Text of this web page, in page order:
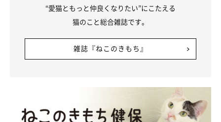
“愛猫ともっと仲良くなりたい”にこたえる
猫のこと総合雑誌です。
雑誌『ねこのきもち』